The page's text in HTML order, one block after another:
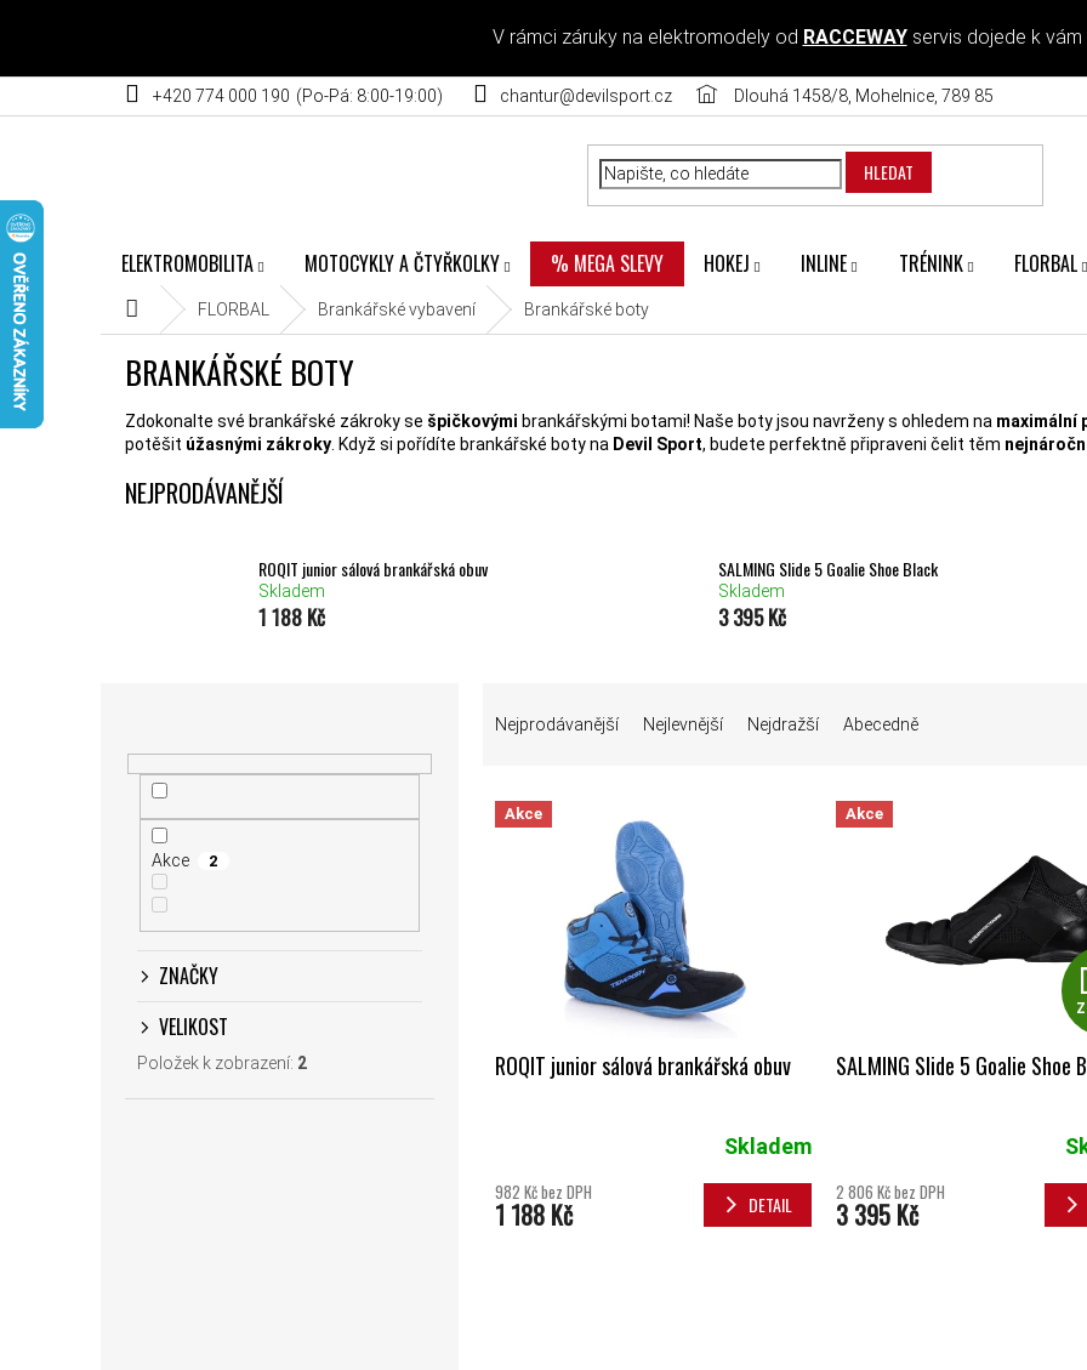
V rámci záruky na elektromodely od RACCEWAYservis dojede k vám
+420 774 000 190 chantur@devilsport.cz Dlouhá 1458/8, Mohelnice, 789 85
HLEDAT
ELEKTROMOBILITA MOTOCYKLY A ČTYŘKOLKY % MEGA SLEVY HOKEJ INLINE TRÉNINK FLORBAL
Domů FLORBAL Brankářské vybavení Brankářské boty
BRANKÁŘSKÉ BOTY
Zdokonalte své brankářské zákroky se špičkovými brankářskými botami! Naše boty jsou navrženy s ohledem na maximální
potěšit úžasnými zákroky. Když si pořídíte brankářské boty na Devil Sport, budete perfektně připraveni čelit těm
NEJPRODÁVANĚJŠÍ
ROQIT junior sálová brankářská obuv
Skladem
1 188 Kč
SALMING Slide 5 Goalie Shoe Black
Skladem
3 395 Kč
Akce 2
ZNAČKY
VELIKOST
Položek k zobrazení: 2
Nejprodávanější Nejlevnější Nejdražší Abecedně
VÝPIS PRODUKTŮ
Akce
ROQIT junior sálová brankářská obuv
Skladem
982 Kč bez DPH
1 188 Kč DETAIL
Akce
SALMING Slide 5 Goalie Shoe
2 806 Kč bez DPH
3 395 Kč